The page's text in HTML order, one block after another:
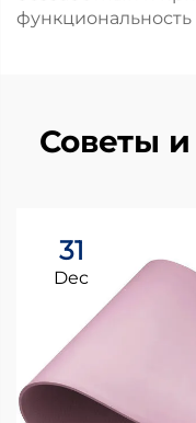
функциональность
Советы
31
Dec